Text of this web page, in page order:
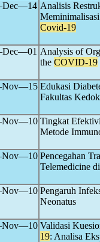
Analisis
Covid-19
Analysis of
the COVID-19
Edukasi
Fakultas
Tingkat
Metode
Pencegahan
Telemedicine
Pengaruh
Neonatus
Validasi
19: Analisa